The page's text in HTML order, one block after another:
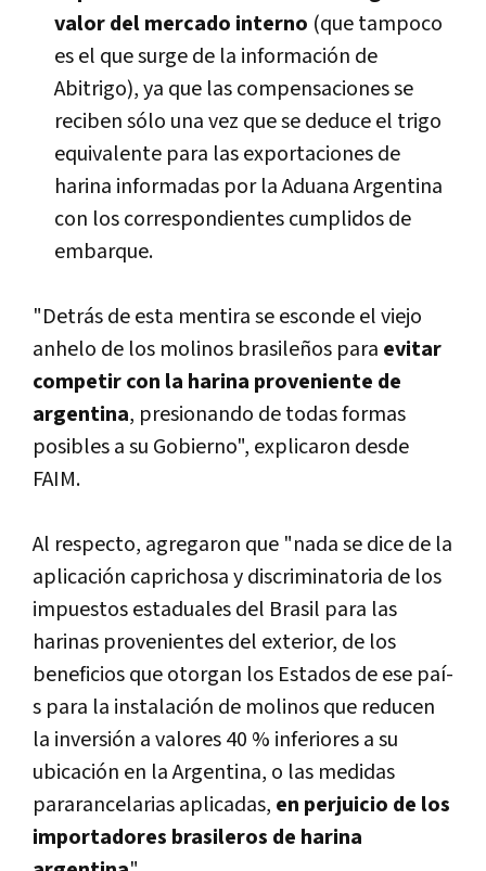
valor del mercado interno (que tampoco
es el que surge de la información de
Abitrigo), ya que las compensaciones se
reciben sólo una vez que se deduce el trigo
equivalente para las exportaciones de
harina informadas por la Aduana Argentina
con los correspondientes cumplidos de
embarque.
"Detrás de esta mentira se esconde el viejo
anhelo de los molinos brasileños para evitar
competir con la harina proveniente de
argentina, presionando de todas formas
posibles a su Gobierno", explicaron desde
FAIM.
Al respecto, agregaron que "nada se dice de la
aplicación caprichosa y discriminatoria de los
impuestos estaduales del Brasil para las
harinas provenientes del exterior, de los
beneficios que otorgan los Estados de ese paí­
s para la instalación de molinos que reducen
la inversión a valores 40 % inferiores a su
ubicación en la Argentina, o las medidas
pararancelarias aplicadas, en perjuicio de los
importadores brasileros de harina